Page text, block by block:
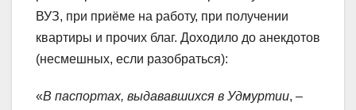
ВУЗ, при приёме на работу, при получении
квартиры и прочих благ. Доходило до анекдотов
(несмешных, если разобраться):
«В паспортах, выдававшихся в Удмуртии, –